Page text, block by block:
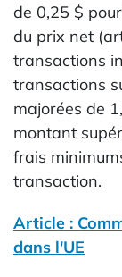
de 0,25 $
du prix net
transactions
transactions
majorées de
montant
frais
transaction.
Article :
dans l'UE